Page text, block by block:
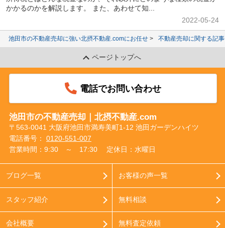
かかるのかを解説します。 また、あわせて知...
2022-05-24
池田市の不動産売却に強い北摂不動産.comにお任せ 不動産売却に関する記
ページトップへ
電話でお問い合わせ
池田市の不動産売却｜北摂不動産.com
〒563-0041 大阪府池田市満寿美町1-12 池田ガーデンハイツ
電話番号： 0120-551-007
営業時間：9:30 ～ 17:30
定休日：水曜日
ブログ一覧
スタッフ紹介
会社概要
お客様の声一覧
無料相談
無料査定依頼